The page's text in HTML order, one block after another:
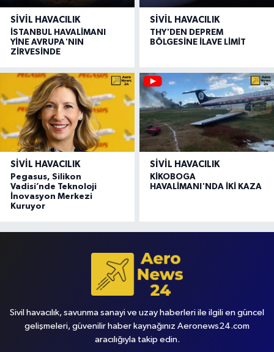
SIVIL HAVACILIK
İSTANBUL HAVALİMANI
YİNE AVRUPA'NIN
ZİRVESİNDE
SIVIL HAVACILIK
THY'DEN DEPREM
BÖLGESİNE İLAVE LİMİT
SIVIL HAVACILIK
Pegasus, Silikon
Vadisi’nde Teknoloji
İnovasyon Merkezi
Kuruyor
SIVIL HAVACILIK
KİKOBOGA
HAVALİMANI'NDA İKİ KAZA
Sivil havacılık, savunma sanayi ve uzay haberleri ile ilgili en güncel
gelişmeleri, güvenilir haber kaynağınız Aeronews24.com
aracılığıyla takip edin.